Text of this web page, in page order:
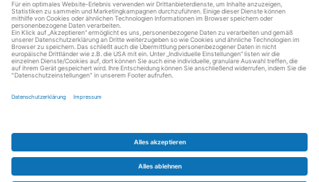
Weitere Informationen
FAQ - häufig gestellte Fragen
Partner werden
Über uns
Datenschutz
Barrierefreiheit
Partnerportal